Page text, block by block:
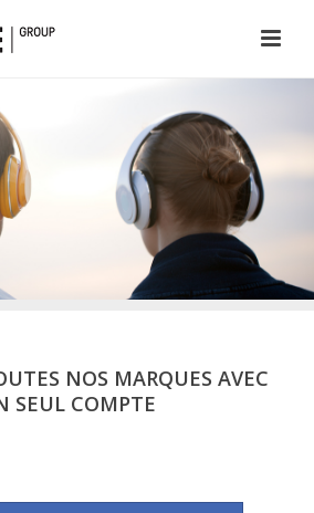
NOS MARQUES AVEC
SEUL COMPTE